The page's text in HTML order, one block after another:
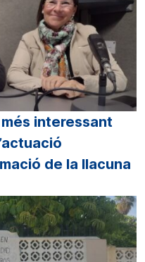
interessant
de la llacuna